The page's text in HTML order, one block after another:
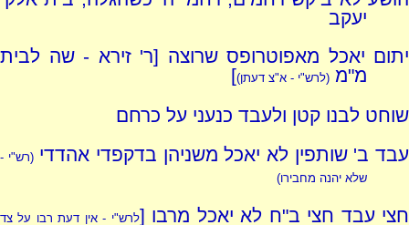
יעקב
יתום יאכל מאפוטרופס שרוצה [ר' זירא - שה לבית
מ"מ(לרש"י - א"צ דעתן)]
שוחט לבנו קטן ולעבד כנעני על כרחם
עבד ב' שותפין לא יאכל משניהן בדקפדי אהדדי(רש"י -
שלא יהנה מחבירו)
חצי עבד חצי ב"ח לא יאכל מרבו [לרש"י - אין דעת רבו על צד